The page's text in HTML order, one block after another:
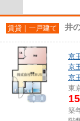
賃貸｜一戸建て 井
京
京
京
東
15
築